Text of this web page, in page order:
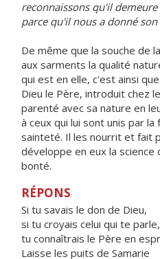
reconnaissons qu'il
parce qu'il nous a donné son
De même que la souche de
aux sarments la qualité
qui est en elle, c'est ainsi
Dieu le Père, introduit chez
parenté avec sa nature en
à ceux qui lui sont unis par
sainteté. Il les nourrit et fait
développe en eux la
bonté.
RÉPONS
Si tu savais le don de
si tu croyais celui qui te parle,
tu connaîtrais le Père en
Laisse les puits de Samarie